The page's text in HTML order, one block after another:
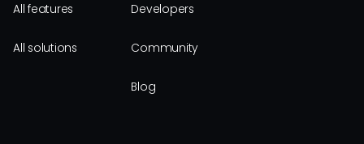
All features
All solutions
Developers
Community
Blog